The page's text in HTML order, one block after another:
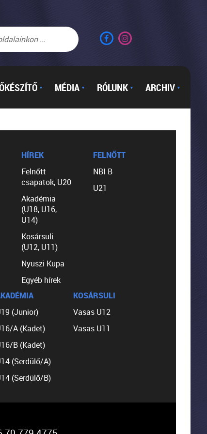
▼ MÉDIA ▼ RÓLUNK ▼ ARCHIV ▼
HÍREK
Felnőtt
csapatok, U20
Akadémia
(U18, U16,
U14)
Kosársuli
(U12, U11)
Nyuszi Kupa
Egyéb hírek
FELNŐTT
NBI B
U21
(Junior)
A (Kadet)
B (Kadet)
(Serdülő/A)
(Serdülő/B)
KOSÁRSULI
Vasas U12
Vasas U11